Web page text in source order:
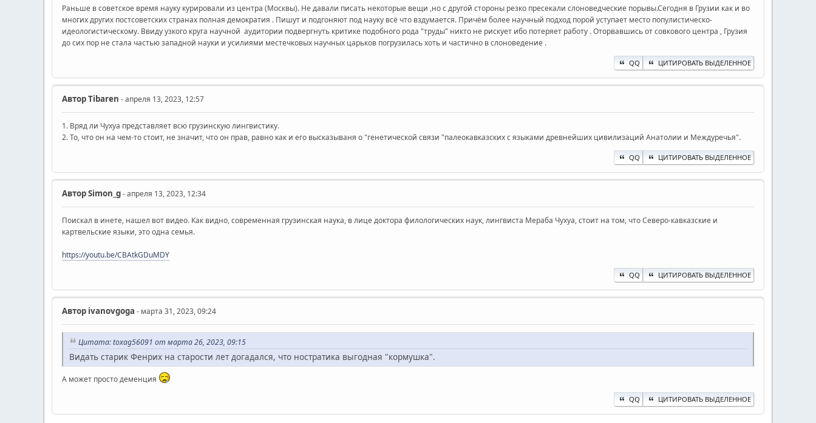
Раньше в советское время науку курировали из центра (Москвы). Не давали писать некоторые вещи ,но с другой стороны резко пресекали слоноведческие порывы.Сегодня в Грузии как и во
многих других постсоветских странах полная демократия . Пишут и подгоняют под науку всё что вздумается. Причём более научный подход порой уступает место популистическо-
идеологистическому. Ввиду узкого круга научной аудитории подвергнуть критике подобного рода "труды" никто не рискует ибо потеряет работу . Оторвавшись от совкового центра , Грузия
до сих пор не стала частью западной науки и усилиями местечковых научных царьков погрузилась хоть и частично в слоноведение .
QQ ЦИТИРОВАТЬ ВЫДЕЛЕННОЕ
АвторTibaren - апреля 13, 2023, 12:57
1. Вряд ли Чухуа представляет всю грузинскую лингвистику.
2. То, что он на чем-то стоит, не значит, что он прав, равно как и его высказываня о "генетической связи "палеокавказских с языками древнейших цивилизаций Анатолии и Междуречья".
QQ ЦИТИРОВАТЬ ВЫДЕЛЕННОЕ
АвторSimon_g- апреля 13, 2023, 12:34
Поискал в инете, нашел вот видео. Как видно, современная грузинская наука, в лице доктора филологических наук, лингвиста Мераба Чухуа, стоит на том, что Северо-кавказские и
картвельские языки, это одна семья.
https://youtu.be/CBAtkGDuMDY
QQ ЦИТИРОВАТЬ ВЫДЕЛЕННОЕ
Автор ivanovgoga - марта 31, 2023, 09:24
Цитата: toxag56091 от марта 26, 2023, 09:15
Видать старик Фенрих на старости лет догадался, что ностратика выгодная "кормушка".
А может просто деменция
QQ ЦИТИРОВАТЬ ВЫДЕЛЕННОЕ